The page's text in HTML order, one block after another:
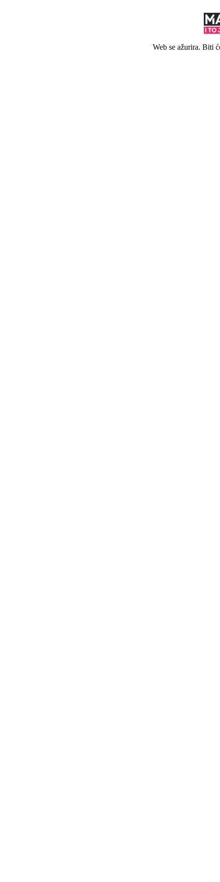
Web se ažurira. Biti